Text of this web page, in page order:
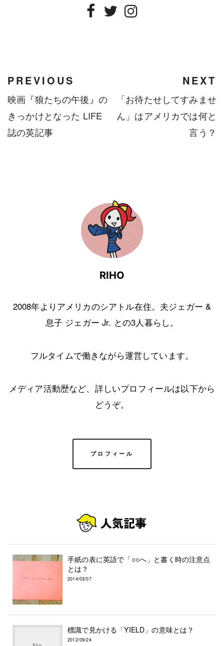
PREVIOUS
映画『狼たちの午後』の
きっかけとなった LIFE
誌の英記事
NEXT
「お待たせしてすみませ
ん」はアメリカでは何と
言う？
RIHO
2008年よりアメリカのシアトル在住。夫ジェガー &
息子 ジェガー Jr. との3人暮らし。
フルタイムで働きながら運営しています。
メディア活動歴など、詳しいプロフィールは以下から
どうぞ。
プロフィール
手紙の表に英語で「○○へ」と書く時の注意点
とは？
2014/03/07
標識で見かける「YIELD」の意味とは？
2012/09/24